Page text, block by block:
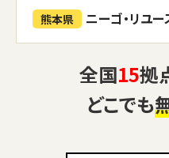
熊本県 ニーゴ・リユ
全国15拠
どこでも